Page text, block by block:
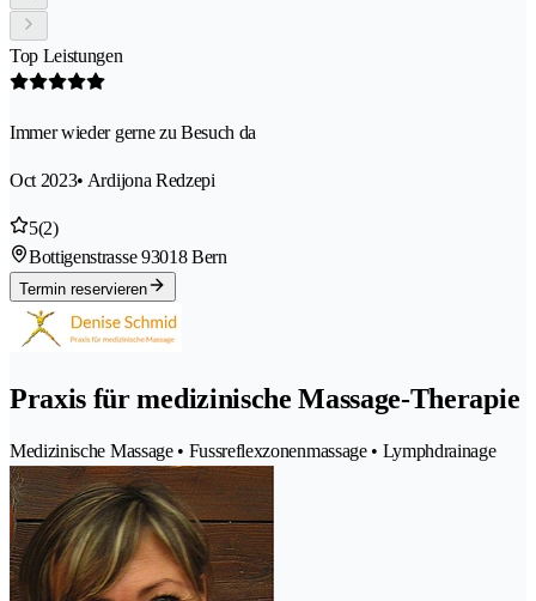
Top Leistungen
Immer wieder gerne zu Besuch da
Oct 2023• Ardijona Redzepi
5(2)
Bottigenstrasse 93018 Bern
Termin reservieren
Praxis für medizinische Massage-Therapie
Medizinische Massage • Fussreflexzonenmassage • Lymphdrainage